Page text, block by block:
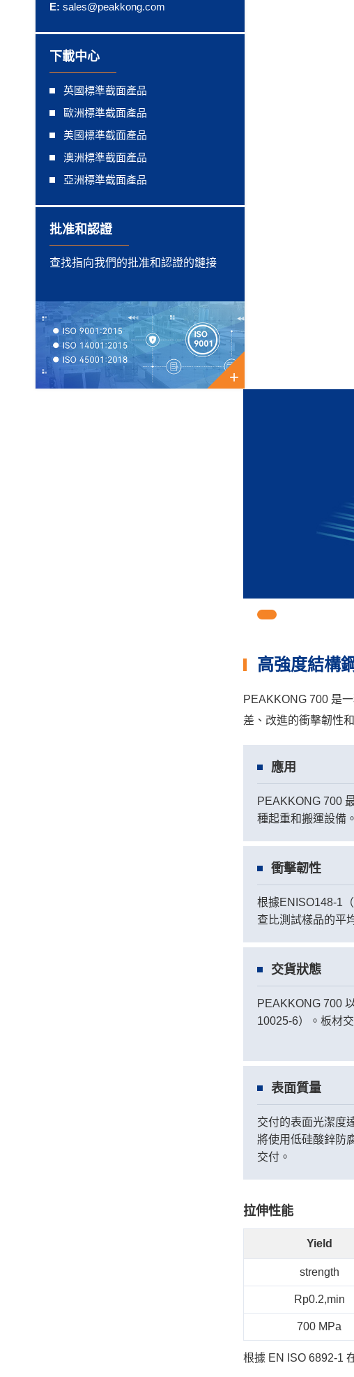
E: sales@peakkong.com
下載中心
英國標準截面產品
歐洲標準截面產品
美國標準截面產品
澳洲標準截面產品
亞洲標準截面產品
批准和認證
查找指向我們的批准和認證的鏈接
+
高強度結構
PEAKKONG 700 是
差、改進的衝擊韌性
應用
PEAKKONG 700
種起重和搬運設備。
衝擊韌性
根據ENISO148-1
查比測試樣品的平
交貨狀態
PEAKKONG 700
10025-6）。板材
表面質量
交付的表面光潔度
將使用低硅酸鋅防
交付。
拉伸性能
Yield
strength
Rp0.2,min
700 MPa
根據 EN ISO 6892-1